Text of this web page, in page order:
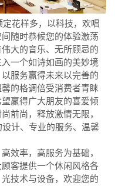
花样多，以科技，欢唱
随时恭候您的体验激荡
大的音乐、无所顾忌的
一个如诗如画的美妙境
服务赢得未来以完善的
的格调倍受消费者青睐
赢得广大朋友的喜爱倾
前尚，释放激情无限，
计、专业的服务、温馨
效率，高服务为基础，
客提供一个休闲风格各
技术与设备，欢迎您的